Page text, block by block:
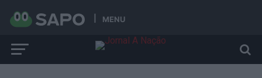
MENU